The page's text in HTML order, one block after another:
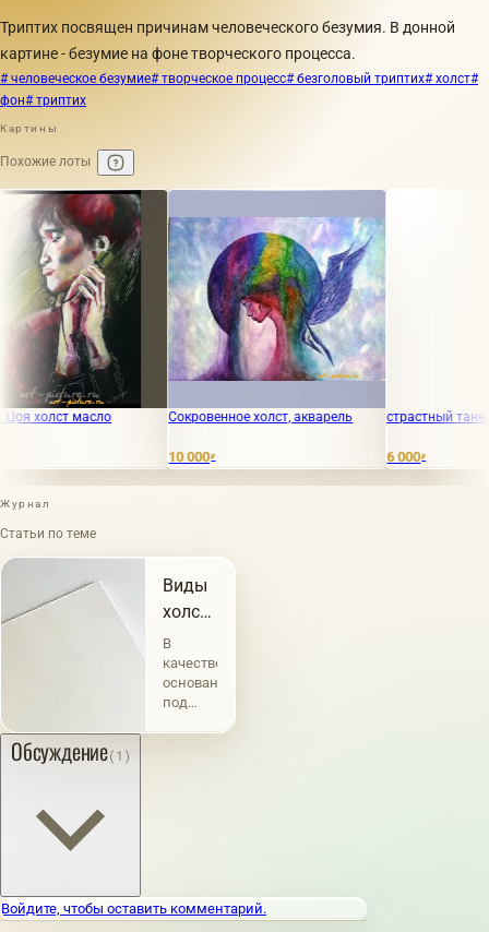
Триптих посвящен причинам человеческого безумия. В донной
картине - безумие на фоне творческого процесса.
# человеческое безумие# творческое процесс# безголовый триптих# холст#
фон# триптих
Картины
Похожие лоты
масло Сокровенное холст, акварель страстный танец
Журнал
Статьи по теме
Виды
холстов
и их
характеристика
В
качестве
основания
под
свидетельствует,
что
Обсуждение(1)
Войдите, чтобы оставить комментарий.